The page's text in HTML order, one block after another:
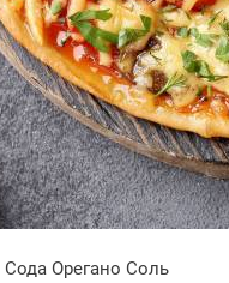
Сода Орегано Соль